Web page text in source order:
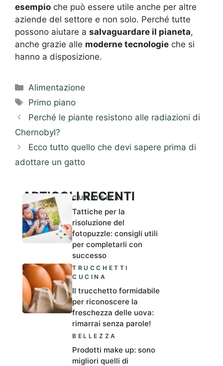
esempio che può essere utile anche per altre
aziende del settore e non solo. Perché tutte
possono aiutare a salvaguardare il pianeta,
anche grazie alle moderne tecnologie che si
hanno a disposizione.
Categorie
Alimentazione
Tag
Primo piano
Perché le piante resistono alle radiazioni di
Chernobyl?
Ecco tutto quello che devi sapere prima di
adottare un gatto
ARTICOLI RECENTI
CURIOSITÀ
Tattiche per la
risoluzione del
fotopuzzle: consigli utili
per completarli con
successo
TRUCCHETTI
CUCINA
Il trucchetto formidabile
per riconoscere la
freschezza delle uova:
rimarrai senza parole!
BELLEZZA
Prodotti make up: sono
migliori quelli di